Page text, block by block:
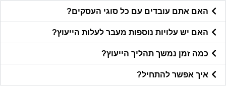
האם אתם עובדים עם כל סוגי העסקים?
האם יש עלויות נוספות מעבר לעלות הייעוץ?
כמה זמן נמשך תהליך הייעוץ?
איך אפשר להתחיל?